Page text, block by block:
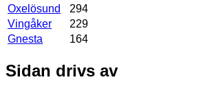
Oxelösund
294
Vingåker
229
Gnesta
164
Sidan drivs av